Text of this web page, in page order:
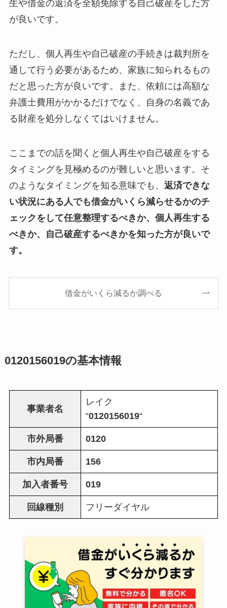
生や借金の返済を全額免除する自己破産をした方
が良いです。
ただし、個人再生や自己破産の手続きは裁判所を
通して行う必要があるため、家族に知られるもの
だと思った方が良いです。また、依頼には高額な
弁護士費用がかかるだけでなく、自身の名義であ
る財産を処分しなくてはいけません。
ここまでの話を聞くと個人再生や自己破産をする
タイミングを見極めるのが難しいと思います。そ
のようなタイミングを知る意味でも、 返済できな
い状況にある人でも借金がいくら減らせるかのチ
ェックをして任意整理するべきか、個人再生する
べきか、自己破産するべきかを知った方が良いで
す。
借金がいくら減るか調べる
0120156019の基本情報
事業者名
レイク
“0120156019“
市外局番 0120
市内局番 156
加入者番号 019
回線種別 フリーダイヤル